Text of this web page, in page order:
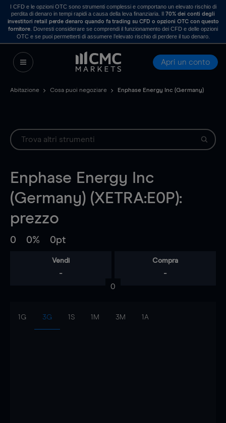
I CFD e le opzioni OTC sono strumenti complessi e comportano un elevato rischio di
perdita di denaro in tempi rapidi a causa della leva finanziaria. Il70% dei conti degli
investitori retail perde denaro quando fa trading su CFD o opzioni OTC con questo
fornitore . Dovresti considerare se comprendi il funzionamento dei CFD e delle opzioni
OTC e se puoi permetterti di assumere l’elevato rischio di perdere il tuo denaro.
Apri un conto
Abitazione Cosa puoi negoziare Enphase Energy Inc (Germany)
Enphase Energy Inc
(Germany) (XETRA:E0P):
prezzo
0 0% 0pt
Vendi
-
Compra
-
0
1G 3G 1S 1M 3M 1A